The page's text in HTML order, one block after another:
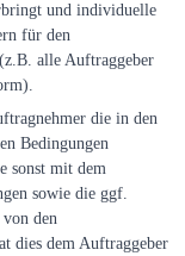
und individuelle
für den
alle Auftraggeber
die in den
Bedingungen
sonst mit dem
sowie die ggf.
von den
dies dem Auftraggeber